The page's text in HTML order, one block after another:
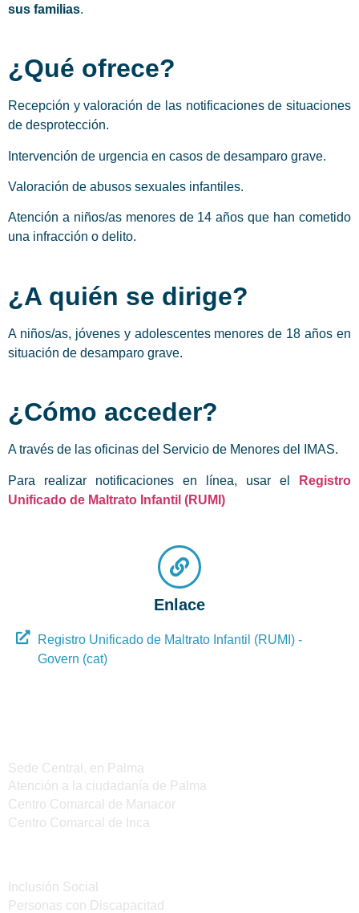
sus familias.
¿Qué ofrece?
Recepción y valoración de las notificaciones de situaciones
de desprotección.
Intervención de urgencia en casos de desamparo grave.
Valoración de abusos sexuales infantiles.
Atención a niños/as menores de 14 años que han cometido
una infracción o delito.
¿A quién se dirige?
A niños/as, jóvenes y adolescentes menores de 18 años en
situación de desamparo grave.
¿Cómo acceder?
A través de las oficinas del Servicio de Menores del IMAS.
Para realizar notificaciones en línea, usar el
Registro
Unificado de Maltrato Infantil (RUMI)
Enlace
Registro Unificado de Maltrato Infantil (RUMI) -
Govern (cat)
Sede Central, en Palma
Atención a la ciudadanía de Palma
Centro Comarcal de Manacor
Centro Comarcal de Inca
Inclusión Social
Personas con Discapacitad